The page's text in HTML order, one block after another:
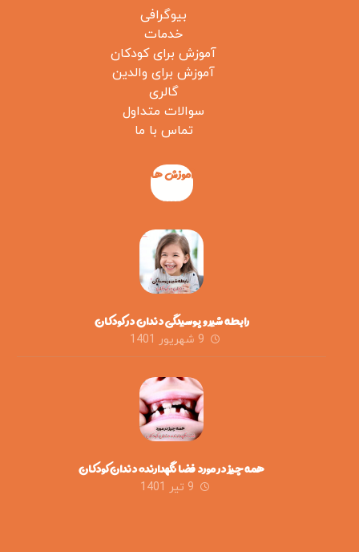
بیوگرافی
خدمات
آموزش برای کودکان
آموزش برای والدین
گالری
سوالات متداول
تماس با ما
آموزش ها
رابطه شیر و پوسیدگی دندان در کودکان
9 شهریور 1401
همه چیز در مورد فضا نگهدارنده دندان کودکان
9 تیر 1401